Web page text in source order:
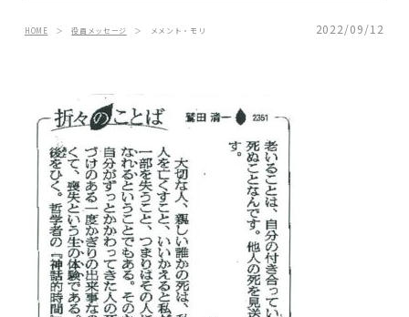
ARS HOMEとは
- ARS WAY
- 設計コンセプト
- 商品コンセプト
デザイン
- 空間デザイン
- 内観デザイン
- 生活デザイン
HOME ＞役員メッセージ ＞ メメント・モリ 2022/09/12